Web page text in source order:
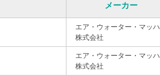
メーカー
エア・ウォーター・マッハ
株式会社
エア・ウォーター・マッハ
株式会社